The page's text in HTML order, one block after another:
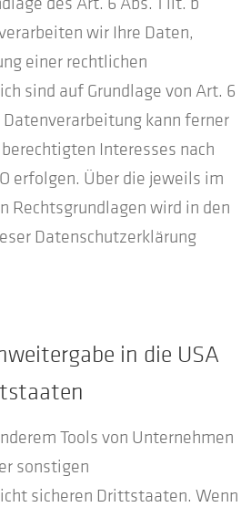
wir Ihre Daten,
einer rechtlichen
sind auf Grundlage von Art. 6
Datenverarbeitung kann ferner
Interesses nach
erfolgen. Über die jeweils im
Rechtsgrundlagen wird in den
Datenschutzerklärung
in die USA
Tools von Unternehmen
sonstigen
sicheren Drittstaaten. Wenn